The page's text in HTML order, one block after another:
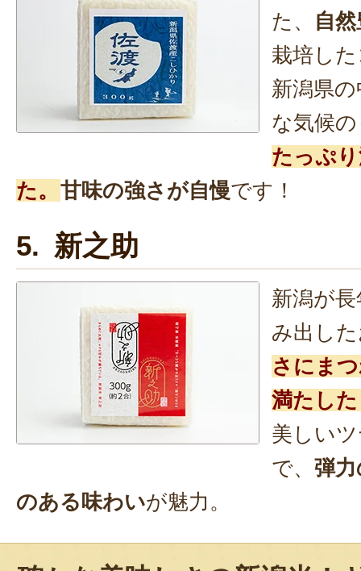
た、
自
栽培し
新潟県
な気候
たっぷ
た。 甘味の強さが自慢です！
5. 新之助
新潟が
み出し
さにま
満たし
美しい
で、 弾
のある味わいが魅力。